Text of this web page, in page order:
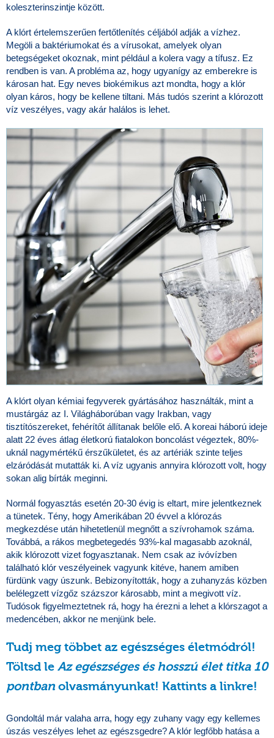
koleszterinszintje között.
A klórt értelemszerűen fertőtlenítés céljából adják a vízhez.
Megöli a baktériumokat és a vírusokat, amelyek olyan
betegségeket okoznak, mint például a kolera vagy a tífusz. Ez
rendben is van. A probléma az, hogy ugyanígy az emberekre is
károsan hat. Egy neves biokémikus azt mondta, hogy a klór
olyan káros, hogy be kellene tiltani. Más tudós szerint a klórozott
víz veszélyes, vagy akár halálos is lehet.
A klórt olyan kémiai fegyverek gyártásához használták, mint a
mustárgáz az I. Világháborúban vagy Irakban, vagy
tisztítószereket, fehérítőt állítanak belőle elő. A koreai háború ideje
alatt 22 éves átlag életkorú fiatalokon boncolást végeztek, 80%-
uknál nagymértékű érszűkületet, és az artériák szinte teljes
elzáródását mutatták ki. A víz ugyanis annyira klórozott volt, hogy
sokan alig bírták meginni.
Normál fogyasztás esetén 20-30 évig is eltart, mire jelentkeznek
a tünetek. Tény, hogy Amerikában 20 évvel a klórozás
megkezdése után hihetetlenül megnőtt a szívrohamok száma.
Továbbá, a rákos megbetegedés 93%-kal magasabb azoknál,
akik klórozott vizet fogyasztanak. Nem csak az ivóvízben
található klór veszélyeinek vagyunk kitéve, hanem amiben
fürdünk vagy úszunk. Bebizonyították, hogy a zuhanyzás közben
belélegzett vízgőz százszor károsabb, mint a megivott víz.
Tudósok figyelmeztetnek rá, hogy ha érezni a lehet a klórszagot a
medencében, akkor ne menjünk bele.
Tudj meg többet az egészséges életmódról!
Töltsd le Az egészséges és hosszú élet titka 10
pontban olvasmányunkat! Kattints a linkre!
Gondoltál már valaha arra, hogy egy zuhany vagy egy kellemes
úszás veszélyes lehet az egészsgedre? A klór legfőbb hatása a